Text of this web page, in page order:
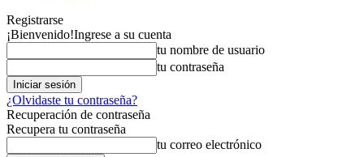
Registrarse
¡Bienvenido!Ingrese a su cuenta
tu nombre de usuario
tu contraseña
¿Olvidaste tu contraseña?
Recuperación de contraseña
Recupera tu contraseña
tu correo electrónico